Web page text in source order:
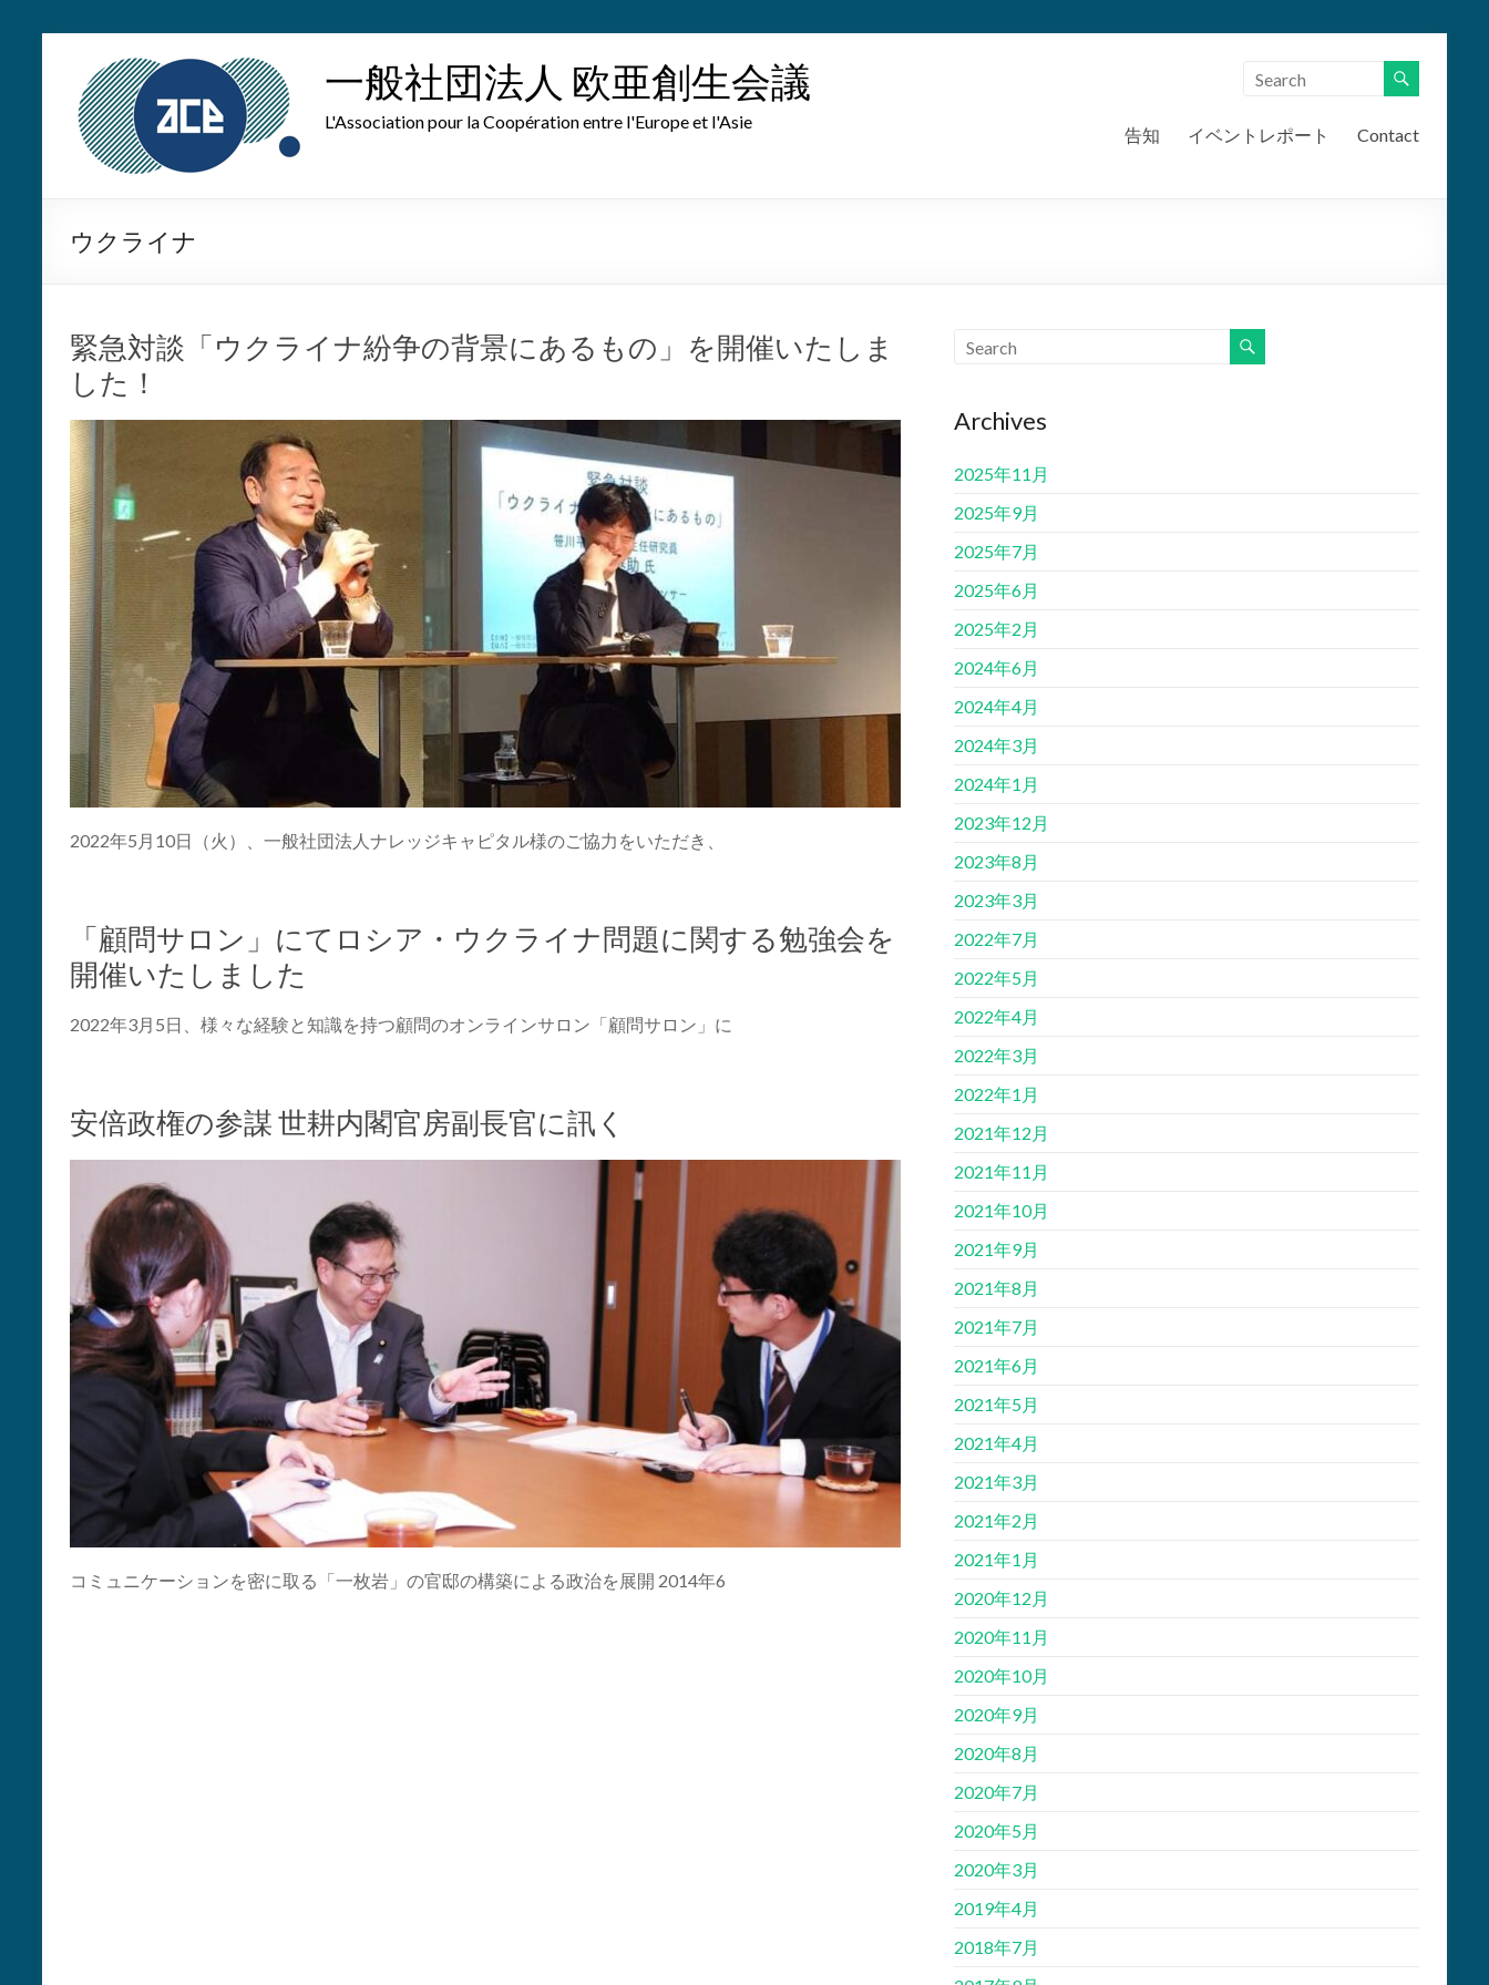
content
一般社団法人 欧亜創生会議
L'Association pour la Coopération entre l'Europe et l'Asie
告知 イベントレポート Contact
ウクライナ
緊急対談「ウクライナ紛争の背景にあるもの」を開催いたしま
した！
2022年5月10日（火）、一般社団法人ナレッジキャピタル様のご協力をいただき、
「顧問サロン」にてロシア・ウクライナ問題に関する勉強会を
開催いたしました
2022年3月5日、様々な経験と知識を持つ顧問のオンラインサロン「顧問サロン」に
安倍政権の参謀 世耕内閣官房副長官に訊く
コミュニケーションを密に取る「一枚岩」の官邸の構築による政治を展開 2014年6
Archives
2025年11月
2025年9月
2025年7月
2025年6月
2025年2月
2024年6月
2024年4月
2024年3月
2024年1月
2023年12月
2023年8月
2023年3月
2022年7月
2022年5月
2022年4月
2022年3月
2022年1月
2021年12月
2021年11月
2021年10月
2021年9月
2021年8月
2021年7月
2021年6月
2021年5月
2021年4月
2021年3月
2021年2月
2021年1月
2020年12月
2020年11月
2020年10月
2020年9月
2020年8月
2020年7月
2020年5月
2020年3月
2019年4月
2018年7月